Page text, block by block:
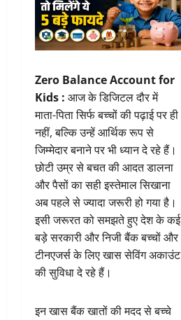
Zero Balance Account for
Kids : आज के डिजिटल दौर में
माता-पिता सिर्फ बच्चों की पढ़ाई पर ही
नहीं, बल्कि उन्हें आर्थिक रूप से
जिम्मेदार बनाने पर भी ध्यान दे रहे हैं।
छोटी उम्र से बचत की आदत डालना
और पैसों का सही इस्तेमाल सिखाना
अब पहले से ज्यादा जरूरी हो गया है।
इसी जरूरत को समझते हुए देश के कई
बड़े सरकारी और निजी बैंक बच्चों और
टीनएजर्स के लिए खास सेविंग अकाउंट
की सुविधा दे रहे हैं।
इन खास बैंक खातों की मदद से बच्चे